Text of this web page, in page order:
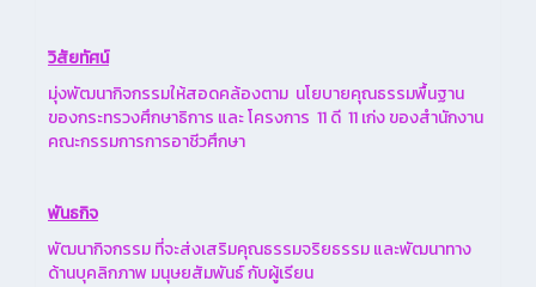
วิสัยทัศน์
มุ่งพัฒนากิจกรรมให้สอดคล้องตาม นโยบายคุณธรรมพื้นฐาน
ของกระทรวงศึกษาธิการ และ โครงการ 11 ดี 11 เก่ง ของสำนักงาน
คณะกรรมการการอาชีวศึกษา
พันธกิจ
พัฒนากิจกรรม ที่จะส่งเสริมคุณธรรมจริยธรรม และพัฒนาทาง
ด้านบุคลิกภาพ มนุษยสัมพันธ์ กับผู้เรียน